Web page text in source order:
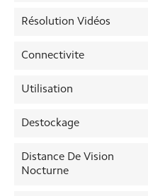
Résolution Vidéos
Connectivite
Utilisation
Destockage
Distance De Vision
Nocturne